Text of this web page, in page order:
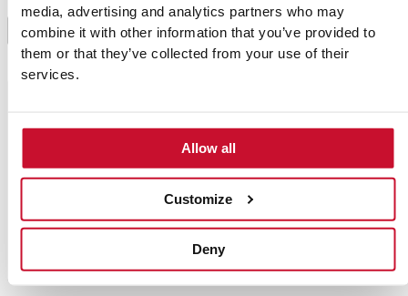
media, advertising and analytics partners who may
combine it with other information that you’ve provided to
them or that they’ve collected from your use of their
services.
Allow all
Customize
Deny
4 Sirva com molho de iogurte e salada.
maiores e usá-los como base para
umas torradas sem glúten
carregadas de legumes salteados,
húmus, abacate ou o que mais gostar.